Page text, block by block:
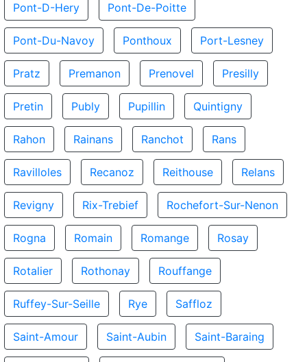
Pont-D-Hery Pont-De-Poitte
Pont-Du-Navoy Ponthoux Port-Lesney
Pratz Premanon Prenovel Presilly
Pretin Publy Pupillin Quintigny
Rahon Rainans Ranchot Rans
Ravilloles Recanoz Reithouse Relans
Revigny Rix-Trebief Rochefort-Sur-Nenon
Rogna Romain Romange Rosay
Rotalier Rothonay Rouffange
Ruffey-Sur-Seille Rye Saffloz
Saint-Amour Saint-Aubin Saint-Baraing